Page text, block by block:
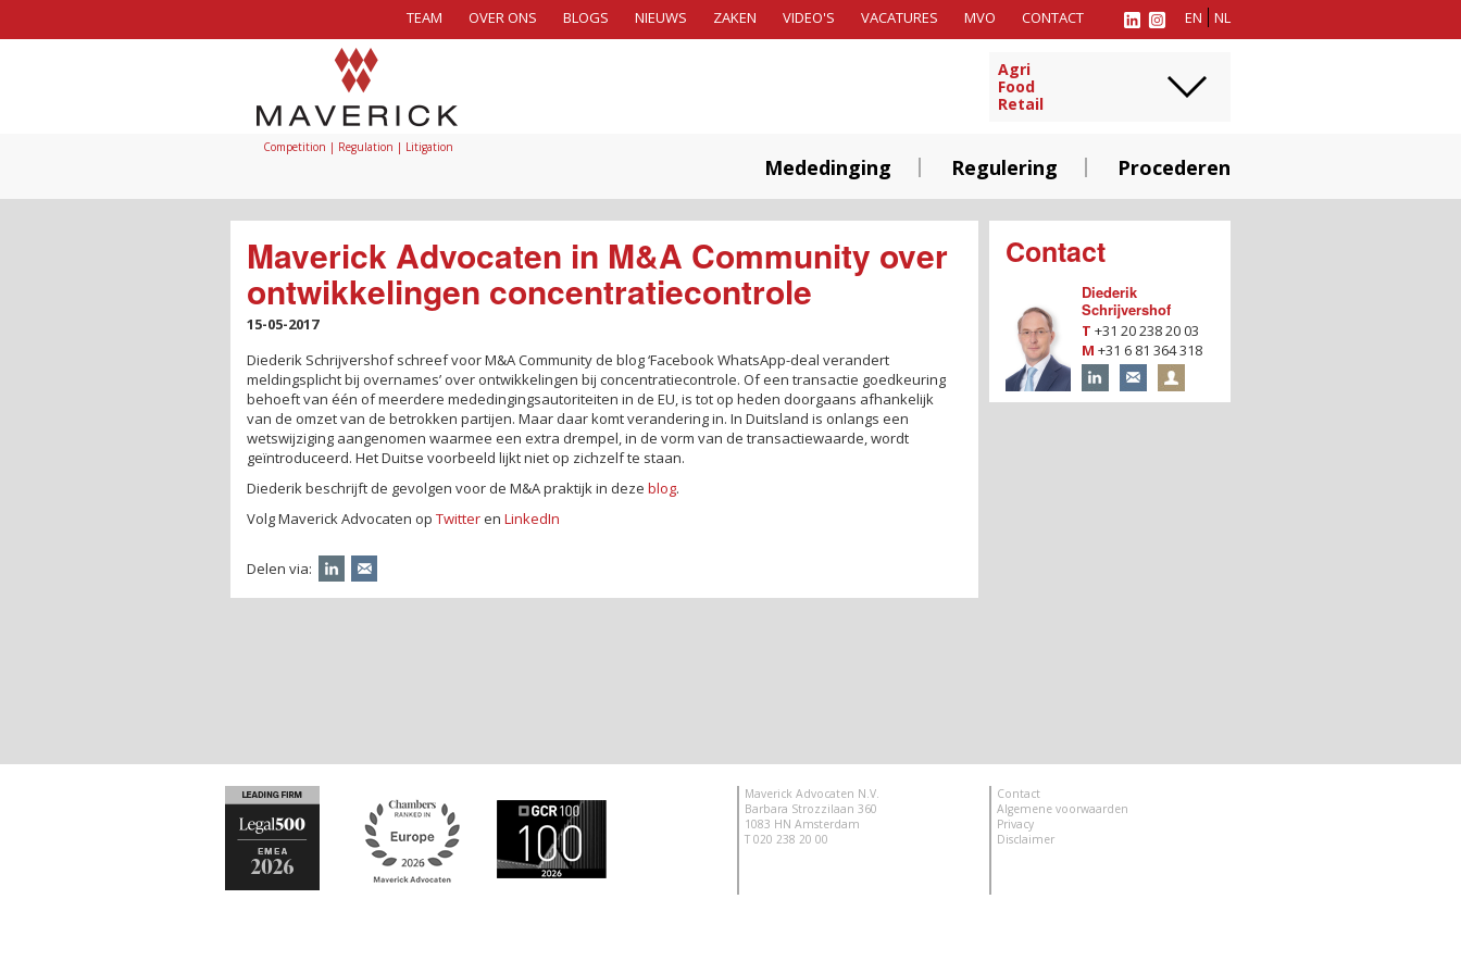
EN NL
TEAM OVER ONS BLOGS NIEUWS ZAKEN VIDEO'S VACATURES MVO CONTACT
Competition | Regulation | Litigation
Agri
Food
Retail
Mededinging Regulering Procederen
Maverick Advocaten in M&A Community over
ontwikkelingen concentratiecontrole
15-05-2017
Diederik Schrijvershof schreef voor M&A Community de blog ‘Facebook WhatsApp-deal verandert
meldingsplicht bij overnames’ over ontwikkelingen bij concentratiecontrole. Of een transactie goedkeuring
behoeft van één of meerdere mededingingsautoriteiten in de EU, is tot op heden doorgaans afhankelijk
van de omzet van de betrokken partijen. Maar daar komt verandering in. In Duitsland is onlangs een
wetswijziging aangenomen waarmee een extra drempel, in de vorm van de transactiewaarde, wordt
geïntroduceerd. Het Duitse voorbeeld lijkt niet op zichzelf te staan.
Diederik beschrijft de gevolgen voor de M&A praktijk in deze blog.
Volg Maverick Advocaten op Twitteren LinkedIn
Delen via:
Contact
Diederik
Schrijvershof
T +31 20 238 20 03
M +31 6 81 364 318
Contact
Algemene voorwaarden
Privacy
Disclaimer
Maverick Advocaten N.V.
Barbara Strozzilaan 360
1083 HN Amsterdam
T 020 238 20 00